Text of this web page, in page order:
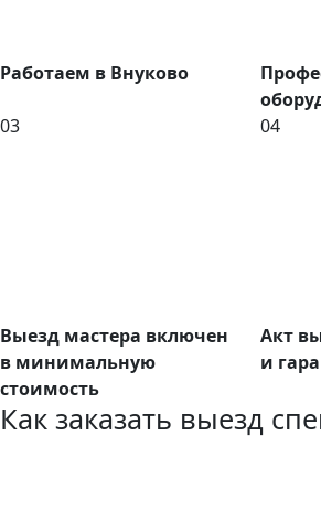
Работаем в Внуково
03
Выезд мастера включен
в минимальную
стоимость
04
Акт
и
Как заказать выезд